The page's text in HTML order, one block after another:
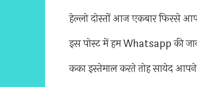
हेल्लो दोस्तों आज एकबार फिरसे
इस पोस्ट में हम Whatsapp की
कका इस्तेमाल करते तोह सायेद आपने